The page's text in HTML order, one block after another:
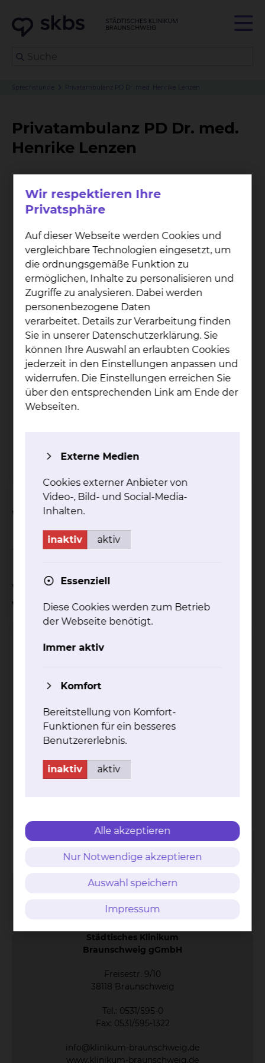
Sprechstunde Privatambulanz PD Dr. med. Henrike Lenzen
Privatambulanz PD Dr. med.
Henrike Lenzen
Wann findet die Sprechstunde statt?
Termine nur nach Vereinbarung mit dem Sekretariat.
Wo kann ich einen Termin
vereinbaren?
Kirsten Borowski
Fichtengrund 1, 38126 Braunschweig
Tel.:+49 531 595 2431
Bildnachweise
Entgelttransparenz
Cookie Einstellungen
Städtisches Klinikum
Braunschweig gGmbH
Freisestr. 9/10
38118 Braunschweig
Tel.: 0531/595-0
Fax: 0531/595-1322
info@klinikum-braunschweig.de
www.klinikum-braunschweig.de
Wir respektieren Ihre
Privatsphäre
Auf dieser Webseite werden Cookies und
vergleichbare Technologien eingesetzt, um
die ordnungsgemäße Funktion zu
ermöglichen, Inhalte zu personalisieren und
Zugriffe zu analysieren. Dabei werden
personenbezogene Daten
verarbeitet. Details zur Verarbeitung finden
Sie in unserer Datenschutzerklärung. Sie
können Ihre Auswahl an erlaubten Cookies
jederzeit in den Einstellungen anpassen und
widerrufen. Die Einstellungen erreichen Sie
über den entsprechenden Link am Ende der
Webseiten.
Externe Medien
Cookies externer Anbieter von
Video-, Bild- und Social-Media-
Inhalten.
inaktiv aktiv
Essenziell
Diese Cookies werden zum Betrieb
der Webseite benötigt.
Immer aktiv
Komfort
Bereitstellung von Komfort-
Funktionen für ein besseres
Benutzererlebnis.
inaktiv aktiv
Alle akzeptieren
Nur Notwendige akzeptieren
Auswahl speichern
Impressum